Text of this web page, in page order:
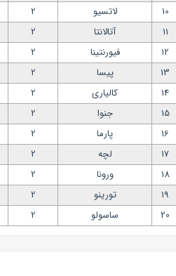
10
لاتسیو 2
11
آتالانتا 2
12
فیورنتینا 2
13
پیسا 2
14
کالیاری 2
15
جنوا 2
16
پارما 2
17
لچه 2
18
ورونا 2
19
تورینو 2
20
ساسولو 2